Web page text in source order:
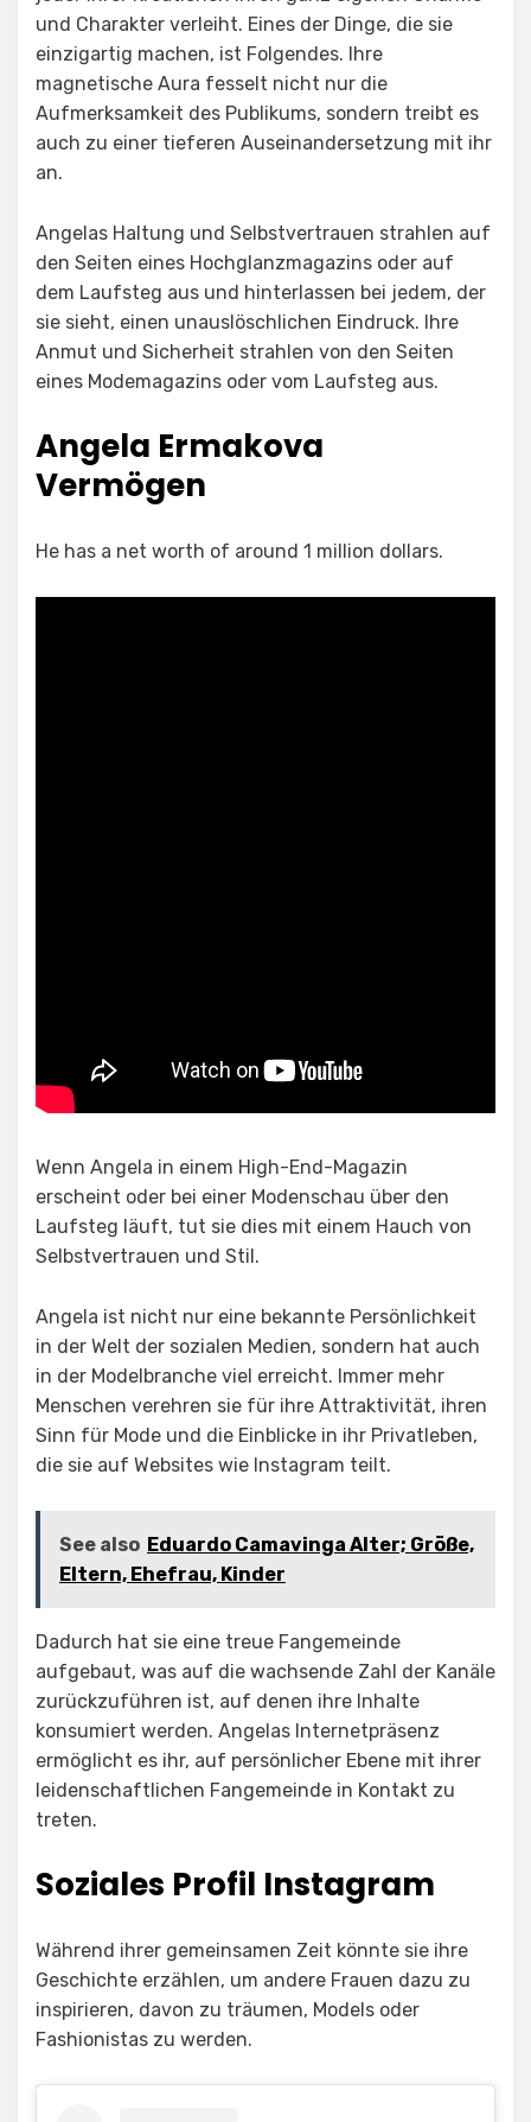
und Charakter verleiht. Eines der Dinge, die sie
einzigartig machen, ist Folgendes. Ihre
magnetische Aura fesselt nicht nur die
Aufmerksamkeit des Publikums, sondern treibt es
auch zu einer tieferen Auseinandersetzung mit ihr
an.
Angelas Haltung und Selbstvertrauen strahlen auf
den Seiten eines Hochglanzmagazins oder auf
dem Laufsteg aus und hinterlassen bei jedem, der
sie sieht, einen unauslöschlichen Eindruck. Ihre
Anmut und Sicherheit strahlen von den Seiten
eines Modemagazins oder vom Laufsteg aus.
Angela Ermakova
Vermögen
He has a net worth of around 1 million dollars.
Wenn Angela in einem High-End-Magazin
erscheint oder bei einer Modenschau über den
Laufsteg läuft, tut sie dies mit einem Hauch von
Selbstvertrauen und Stil.
Angela ist nicht nur eine bekannte Persönlichkeit
in der Welt der sozialen Medien, sondern hat auch
in der Modelbranche viel erreicht. Immer mehr
Menschen verehren sie für ihre Attraktivität, ihren
Sinn für Mode und die Einblicke in ihr Privatleben,
die sie auf Websites wie Instagram teilt.
See also Eduardo Camavinga Alter; Größe,
Eltern, Ehefrau, Kinder
Dadurch hat sie eine treue Fangemeinde
aufgebaut, was auf die wachsende Zahl der Kanäle
zurückzuführen ist, auf denen ihre Inhalte
konsumiert werden. Angelas Internetpräsenz
ermöglicht es ihr, auf persönlicher Ebene mit ihrer
leidenschaftlichen Fangemeinde in Kontakt zu
treten.
Soziales Profil Instagram
Während ihrer gemeinsamen Zeit könnte sie ihre
Geschichte erzählen, um andere Frauen dazu zu
inspirieren, davon zu träumen, Models oder
Fashionistas zu werden.